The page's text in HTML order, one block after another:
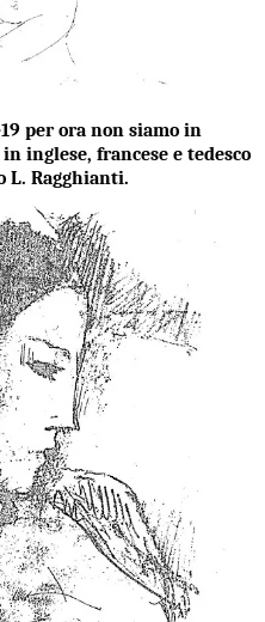
per ora non siamo in
inglese, francese e tedesco
L. Ragghianti.